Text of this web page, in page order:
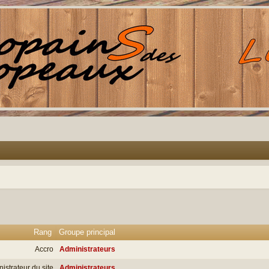
Rang Groupe principal
Accro Administrateurs